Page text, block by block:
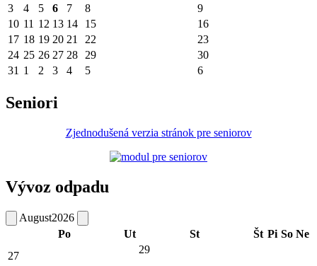
3
4 5 6 7 8
9
10 11 12 13 14 15
16
17 18 19 20 21 22
23
24 25 26 27 28 29
30
31 1 2 3 4 5 6
Seniori
Zjednodušená verzia stránok pre seniorov
Vývoz odpadu
August2026
Po
Ut St Št Pi So Ne
27
29